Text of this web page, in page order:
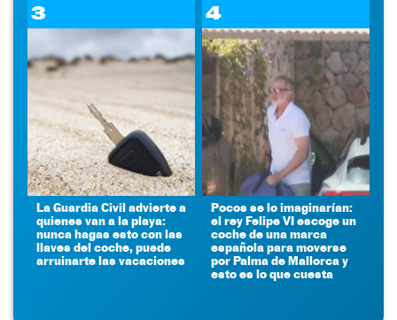
3
La Guardia Civil advierte a
quienes van a la playa:
nunca hagas esto con las
llaves del coche, puede
arruinarte las vacaciones
4
Pocos se lo imaginarían:
el rey Felipe VI escoge un
coche de una marca
española para moverse
por Palma de Mallorca y
esto es lo que cuesta